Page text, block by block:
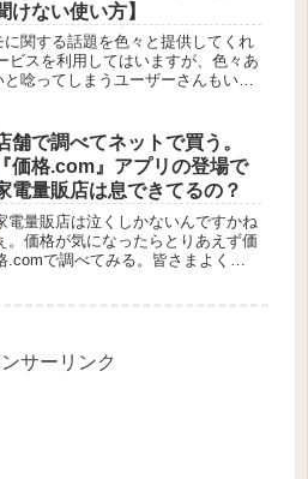
けない使い方】
関する話題を色々と提供してくれ
ビスを利用してはいますが、色々あ
唸ってしまうユーザーさんもいら
舗で調べてネットで買う。
『価格.com』アプリの登場で
電量販店は息できてるの？
電量販店は泣くしかないんですかね
。価格が気になったらとりあえず価
.comで調べてみる。皆さまよくや
...サーリンク